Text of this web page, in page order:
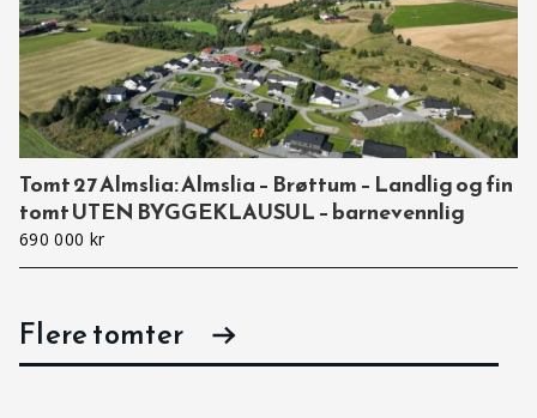
Tomt 27 Almslia: Almslia – Brøttum – Landlig og fin
tomt UTEN BYGGEKLAUSUL – barnevennlig
690 000 kr
Flere tomter